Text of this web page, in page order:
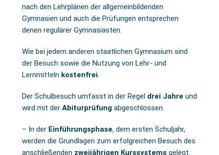
nach den Lehrplänen der allgemeinbildenden
Gymnasien und auch die Prüfungen entsprechen
denen regulärer Gymnasiasten.
Wie bei jedem anderen staatlichen Gymnasium sind
der Besuch sowie die Nutzung von Lehr- und
Lernmitteln kostenfrei.
Der Schulbesuch umfasst in der Regel drei Jahre und
wird mit der Abiturprüfung abgeschlossen.
– In der Einführungsphase, dem ersten Schuljahr,
werden die Grundlagen zum erfolgreichen Besuch des
anschließenden zweijährigen Kurssystems gelegt.